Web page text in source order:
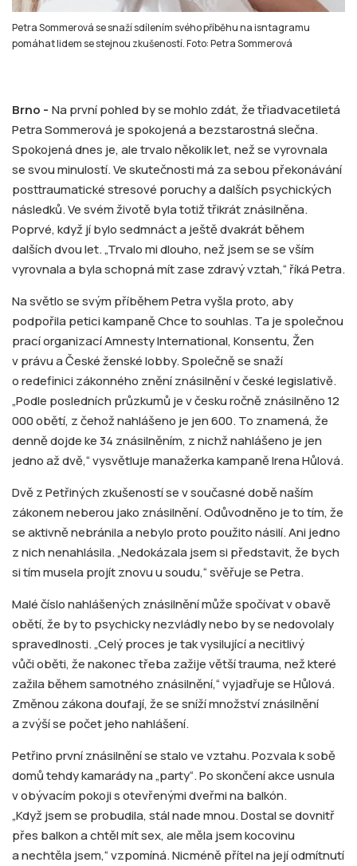
Petra Sommerová se snaží sdílením svého příběhu na isntagramu
pomáhat lidem se stejnou zkušeností. Foto: Petra Sommerová
Brno - Na první pohled by se mohlo zdát, že třiadvacetiletá
Petra Sommerová je spokojená a bezstarostná slečna.
Spokojená dnes je, ale trvalo několik let, než se vyrovnala
se svou minulostí. Ve skutečnosti má za sebou překonávání
posttraumatické stresové poruchy a dalších psychických
následků. Ve svém životě byla totiž třikrát znásilněna.
Poprvé, když jí bylo sedmnáct a ještě dvakrát během
dalších dvou let. „Trvalo mi dlouho, než jsem se se vším
vyrovnala a byla schopná mít zase zdravý vztah,“ říká Petra.
Na světlo se svým příběhem Petra vyšla proto, aby
podpořila petici kampaně Chce to souhlas. Ta je společnou
prací organizací Amnesty International, Konsentu, Žen
v právu a České ženské lobby. Společně se snaží
o redefinici zákonného znění znásilnění v české legislativě.
„Podle posledních průzkumů je v česku ročně znásilněno 12
000 obětí, z čehož nahlášeno je jen 600. To znamená, že
denně dojde ke 34 znásilněním, z nichž nahlášeno je jen
jedno až dvě,“ vysvětluje manažerka kampaně Irena Hůlová.
Dvě z Petřiných zkušeností se v současné době naším
zákonem neberou jako znásilnění. Odůvodněno je to tím, že
se aktivně nebránila a nebylo proto použito násilí. Ani jedno
z nich nenahlásila. „Nedokázala jsem si představit, že bych
si tím musela projít znovu u soudu,“ svěřuje se Petra.
Malé číslo nahlášených znásilnění může spočívat v obavě
obětí, že by to psychicky nezvládly nebo by se nedovolaly
spravedlnosti. „Celý proces je tak vysilující a necitlivý
vůči oběti, že nakonec třeba zažije větší trauma, než které
zažila během samotného znásilnění,“ vyjadřuje se Hůlová.
Změnou zákona doufají, že se sníží množství znásilnění
a zvýší se počet jeho nahlášení.
Petřino první znásilnění se stalo ve vztahu. Pozvala k sobě
domů tehdy kamarády na „party“. Po skončení akce usnula
v obývacím pokoji s otevřenými dveřmi na balkón.
„Když jsem se probudila, stál nade mnou. Dostal se dovnitř
přes balkon a chtěl mít sex, ale měla jsem kocovinu
a nechtěla jsem,“ vzpomíná. Nicméně přítel na její odmítnutí